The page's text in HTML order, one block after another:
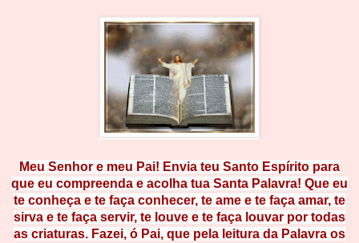
Meu Senhor e meu Pai! Envia teu Santo Espírito para
que eu compreenda e acolha tua Santa Palavra! Que eu
te conheça e te faça conhecer, te ame e te faça amar, te
sirva e te faça servir, te louve e te faça louvar por todas
as criaturas. Fazei, ó Pai, que pela leitura da Palavra os